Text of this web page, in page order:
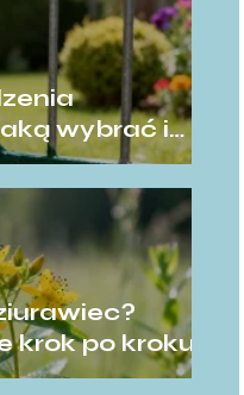
wybrać i
krok po kroku